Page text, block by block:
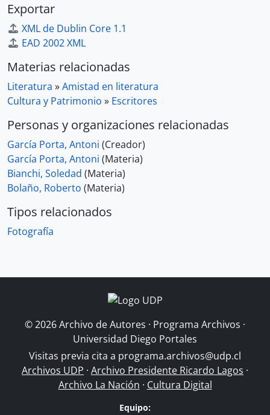
Exportar
XML de Dublin Core 1.1
EAD 2002 XML
Materias relacionadas
Literatura »Amistad en literatura
Cultura y Patrimonio » Escritores
Personas y organizaciones relacionadas
García Porta, Antoni (Creador)
García Porta, Antoni (Materia)
Bianchi, Soledad (Materia)
Bolaño, Roberto (Materia)
Tipos relacionados
Fotografía
© 2026 Archivo de Autores · Programa Archivos ·
Universidad Diego Portales
Visitas previa cita a programa.archivos@udp.cl
Archivos UDP · Archivo Presidente Ricardo Lagos ·
Archivo La Nación · Cultura Digital
Equipo: